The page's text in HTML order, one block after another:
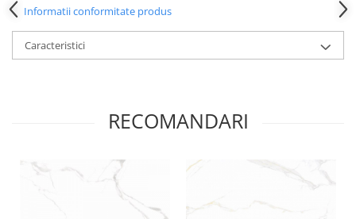
Informatii conformitate produs
Caracteristici
RECOMANDARI